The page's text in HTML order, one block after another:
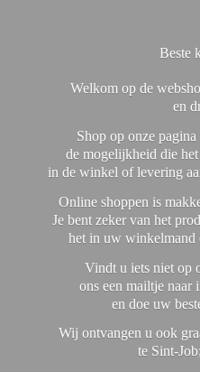
Beste
Welkom op de
en
Shop op onze
de mogelijkheid die
in de winkel of levering
Online shoppen is
Je bent zeker van het
het in uw winkelmand
Vindt u iets niet op
ons een mailtje naar
en doe uw
Wij ontvangen u ook
te Sint-